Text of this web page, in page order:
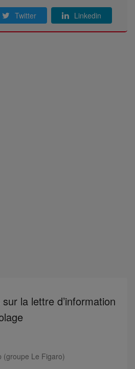
Twitter Linkedin
la lettre d’information
(groupe Le Figaro)